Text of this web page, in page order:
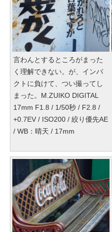
言わんとするところがまった
く理解できない。が、インパ
クトに負けて、つい撮ってし
まった。M.ZUIKO DIGITAL
17mm F1.8 / 1/50秒 / F2.8 /
+0.7EV / ISO200 / 絞り優先AE
/ WB：晴天 / 17mm